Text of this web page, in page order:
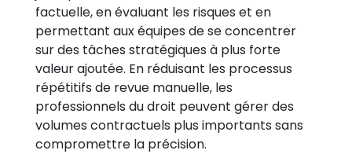
factuelle, en évaluant les risques et en
permettant aux équipes de se concentrer
sur des tâches stratégiques à plus forte
valeur ajoutée. En réduisant les processus
répétitifs de revue manuelle, les
professionnels du droit peuvent gérer des
volumes contractuels plus importants sans
compromettre la précision.